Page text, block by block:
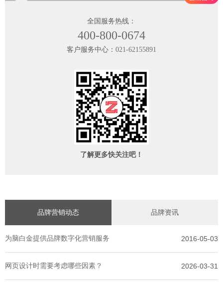
全国服务热线：
400-800-0674
客户服务中心： 021-62155891
了解更多快关注吧！
品牌营销动态 品牌资讯
为脑白金提供品牌数字化营销服务 2016-05-03
网页设计时需要考虑哪些因素？ 2026-03-31